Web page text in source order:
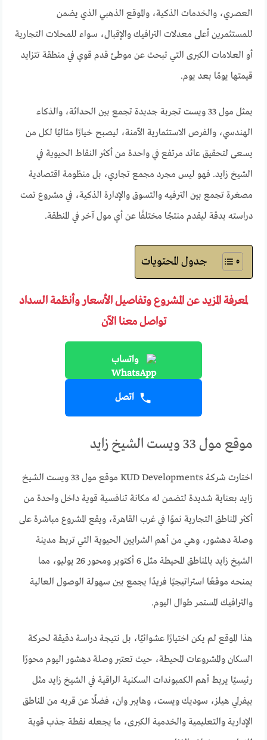
العصري، والخدمات الذكية، والموقع الذهبي الذي يضمن
للمستثمرين أعلى معدلات الترافيك والإقبال، سواء للمحلات التجارية
أو العلامات الكبرى التي تبحث عن موطئ قدم قوي في منطقة تتزايد
قيمتها يومًا بعد يوم.
يمثل مول 33 ويست تجربة جديدة تجمع بين الحداثة، والذكاء
الهندسي، والفرص الاستثمارية الآمنة، ليصبح خيارًا مثاليًا لكل من
يسعى لتحقيق عائد مرتفع في واحدة من أكثر النقاط الحيوية في
الشيخ زايد. فهو ليس مجرد مجمع تجاري، بل منظومة اقتصادية
مصغرة تجمع بين الترفيه والتسوق والإدارة الذكية، في مشروع تمت
دراسته بدقة ليقدم منتجًا مختلفًا عن أي مول آخر في المنطقة.
جدول المحتويات
لمعرفة المزيد عن المشروع وتفاصيل الأسعار وأنظمة السداد
تواصل معنا الآن
واتساب
اتصل
موقع مول 33 ويست الشيخ زايد
اختارت شركة KUD Developments موقع مول 33 ويست الشيخ
زايد بعناية شديدة لتضمن له مكانة تنافسية قوية داخل واحدة من
أكثر المناطق التجارية نموًا في غرب القاهرة، ويقع المشروع مباشرة على
وصلة دهشور، وهي من أهم الشرايين الحيوية التي تربط مدينة
الشيخ زايد بالمناطق المحيطة مثل 6 أكتوبر ومحور 26 يوليو، مما
يمنحه موقعًا استراتيجيًا فريدًا يجمع بين سهولة الوصول العالية
والترافيك المستمر طوال اليوم.
هذا الموقع لم يكن اختيارًا عشوائيًا، بل نتيجة دراسة دقيقة لحركة
السكان والمشروعات المحيطة، حيث تعتبر وصلة دهشور اليوم محورًا
رئيسيًا يربط أهم الكمبوندات السكنية الراقية في الشيخ زايد مثل
بيفرلي هيلز، سوديك ويست، وهايبر وان، فضلًا عن قربه من المناطق
الإدارية والتعليمية والخدمية الكبرى، ما يجعله نقطة جذب قوية